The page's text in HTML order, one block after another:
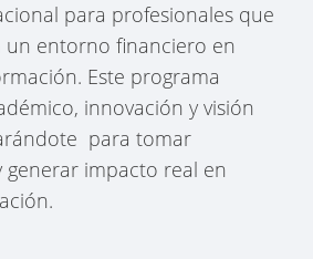
para profesionales que
un entorno financiero en
Este programa
innovación y visión
para tomar
generar impacto real en